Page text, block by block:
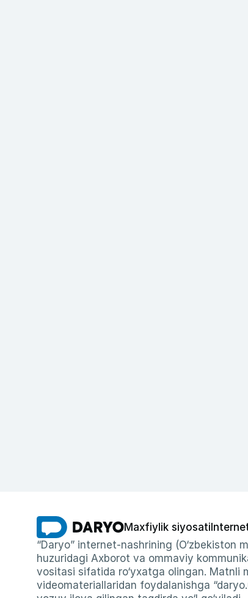
Maxfiylik siyosati
“Daryo” internet-nashrining (O‘zbekiston
huzuridagi Axborot va ommaviy
vositasi sifatida ro‘yxatga olingan. Matnli
videomateriallaridan foydalanishga